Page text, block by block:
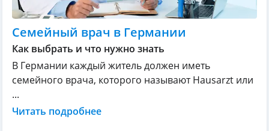
Семейный врач в Германии
Как выбрать и что нужно знать
В Германии каждый житель должен иметь
семейного врача, которого называют Hausarzt или
...
Читать подробнее